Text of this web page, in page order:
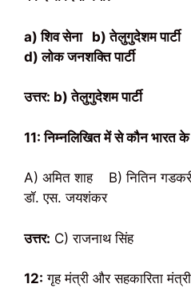
a) शिव सेना b) तेलुगुदेशम पार्टी
d) लोक जनशक्ति पार्टी
उत्तर: b) तेलुगुदेशम पार्टी
11: निम्नलिखित में से कौन भारत के
A) अमित शाह B) नितिन
डॉ. एस. जयशंकर
उत्तर: C) राजनाथ सिंह
12: गृह मंत्री और सहकारिता